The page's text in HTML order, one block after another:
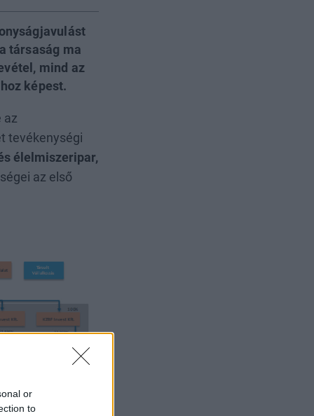
or
to
társaság ma
mind az
képest.
az
tevékenységi
élelmiszeripar,
az első